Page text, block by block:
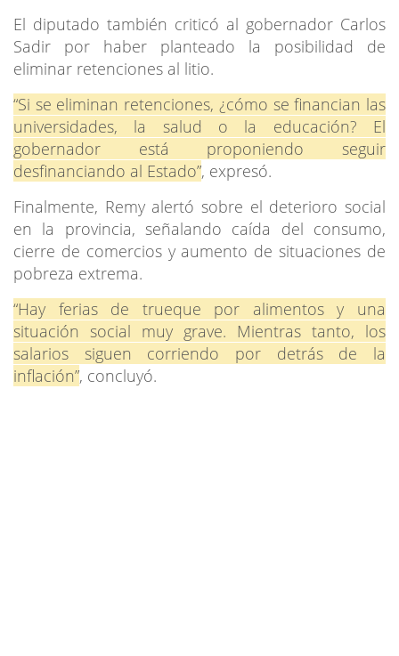
El diputado también criticó al gobernador Carlos
Sadir por haber planteado la posibilidad de
eliminar retenciones al litio.
“Si se eliminan retenciones, ¿cómo se financian las
universidades, la salud o la educación? El
gobernador está proponiendo seguir
desfinanciando al Estado”, expresó.
Finalmente, Remy alertó sobre el deterioro social
en la provincia, señalando caída del consumo,
cierre de comercios y aumento de situaciones de
pobreza extrema.
“Hay ferias de trueque por alimentos y una
situación social muy grave. Mientras tanto, los
salarios siguen corriendo por detrás de la
inflación”, concluyó.